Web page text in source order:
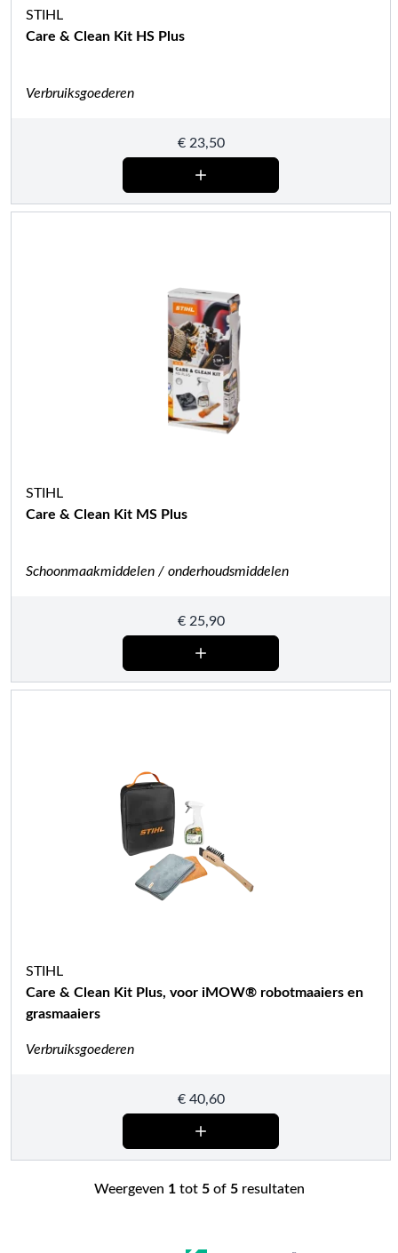
STIHL
Care & Clean Kit HS Plus
Verbruiksgoederen
€23,50
STIHL
Care & Clean Kit MS Plus
Schoonmaakmiddelen / onderhoudsmiddelen
€25,90
STIHL
Care & Clean Kit Plus, voor iMOW® robotmaaiers en
grasmaaiers
Verbruiksgoederen
€40,60
Weergeven 1tot 5of 5resultaten